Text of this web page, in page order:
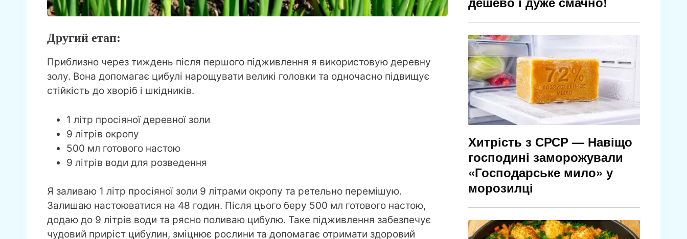
Другий етап:
Приблизно через тиждень після першого підживлення я використовую деревну
золу. Вона допомагає цибулі нарощувати великі головки та одночасно підвищує
стійкість до хворіб і шкідників.
1 літр просіяної деревної золи
9 літрів окропу
500 мл готового настою
9 літрів води для розведення
Я заливаю 1 літр просіяної золи 9 літрами окропу та ретельно перемішую.
Залишаю настоюватися на 48 годин. Після цього беру 500 мл готового настою,
додаю до 9 літрів води та рясно поливаю цибулю. Таке підживлення забезпечує
чудовий приріст цибулин, зміцнює рослини та допомагає отримати здоровий
Хитрість з СРСР — Навіщо
господині заморожували
«Господарське мило» у
морозилці